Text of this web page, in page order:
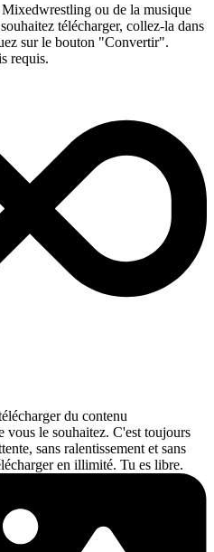
ou de la musique
télécharger, collez-la dans
sur le bouton "Convertir".
requis.
du contenu
le souhaitez. C'est toujours
sans ralentissement et sans
en illimité. Tu es libre.